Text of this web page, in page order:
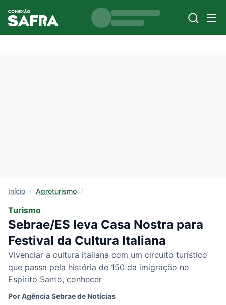
Início / Agroturismo /
Turismo
Sebrae/ES leva Casa Nostra para
Festival da Cultura Italiana
Vivenciar a cultura italiana com um circuito turístico
que passa pela história de 150 da imigração no
Espírito Santo, conhecer
PorAgência Sebrae de Notícias